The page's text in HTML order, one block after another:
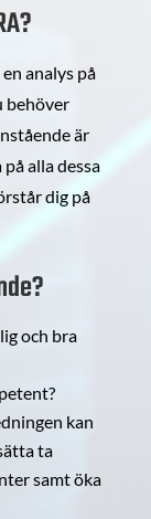
analys på
behöver
är
alla dessa
dig på
och bra
kan
ta
samt öka